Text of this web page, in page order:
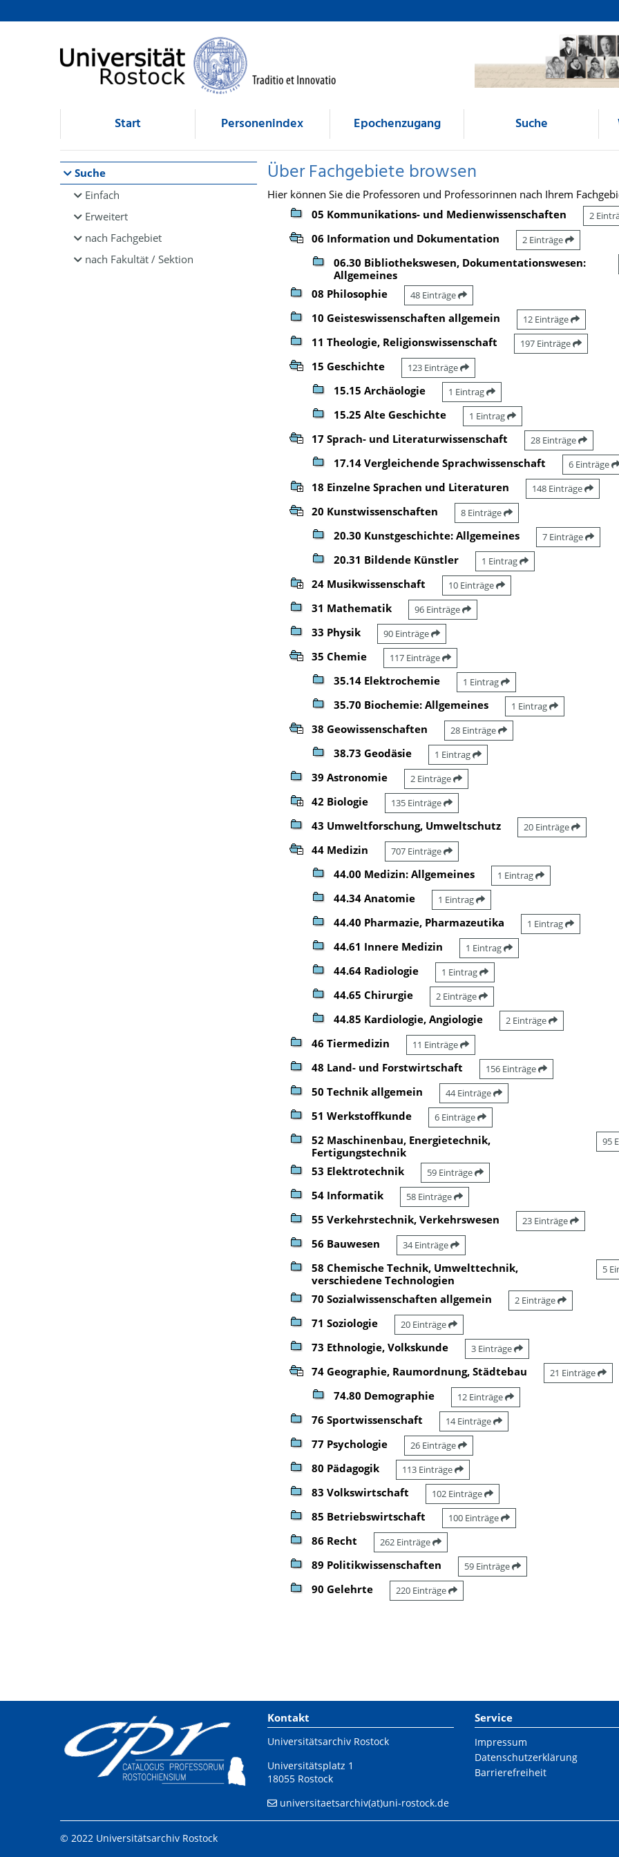
Browsen
direkt zum Inhalt
Start Personenindex Epochenzugang Suche
Suche
Einfach
Erweitert
nach Fachgebiet
nach Fakultät / Sektion
Über Fachgebiete browsen
Hier können Sie die Professoren und Professorinnen nach Ihrem
05 Kommunikations- und Medienwissenschaften
2
06 Information und Dokumentation 2 Einträge
06.30 Bibliothekswesen, Dokumentationswesen:
Allgemeines
08 Philosophie 48 Einträge
10 Geisteswissenschaften allgemein 12 Einträge
11 Theologie, Religionswissenschaft 197 Einträge
15 Geschichte 123 Einträge
15.15 Archäologie 1 Eintrag
15.25 Alte Geschichte 1 Eintrag
17 Sprach- und Literaturwissenschaft 28 Einträge
17.14 Vergleichende Sprachwissenschaft 6 Einträge
18 Einzelne Sprachen und Literaturen 148 Einträge
20 Kunstwissenschaften 8 Einträge
20.30 Kunstgeschichte: Allgemeines 7 Einträge
20.31 Bildende Künstler 1 Eintrag
24 Musikwissenschaft 10 Einträge
31 Mathematik 96 Einträge
33 Physik 90 Einträge
35 Chemie 117 Einträge
35.14 Elektrochemie 1 Eintrag
35.70 Biochemie: Allgemeines 1 Eintrag
38 Geowissenschaften 28 Einträge
38.73 Geodäsie 1 Eintrag
39 Astronomie 2 Einträge
42 Biologie 135 Einträge
43 Umweltforschung, Umweltschutz 20 Einträge
44 Medizin 707 Einträge
44.00 Medizin: Allgemeines 1 Eintrag
44.34 Anatomie 1 Eintrag
44.40 Pharmazie, Pharmazeutika 1 Eintrag
44.61 Innere Medizin 1 Eintrag
44.64 Radiologie 1 Eintrag
44.65 Chirurgie 2 Einträge
44.85 Kardiologie, Angiologie 2 Einträge
46 Tiermedizin 11 Einträge
48 Land- und Forstwirtschaft 156 Einträge
50 Technik allgemein 44 Einträge
51 Werkstoffkunde 6 Einträge
52 Maschinenbau, Energietechnik,
Fertigungstechnik
95
53 Elektrotechnik 59 Einträge
54 Informatik 58 Einträge
55 Verkehrstechnik, Verkehrswesen 23 Einträge
56 Bauwesen 34 Einträge
58 Chemische Technik, Umwelttechnik,
verschiedene Technologien
5
70 Sozialwissenschaften allgemein 2 Einträge
71 Soziologie 20 Einträge
73 Ethnologie, Volkskunde 3 Einträge
74 Geographie, Raumordnung, Städtebau 21 Einträge
74.80 Demographie 12 Einträge
76 Sportwissenschaft 14 Einträge
77 Psychologie 26 Einträge
80 Pädagogik 113 Einträge
83 Volkswirtschaft 102 Einträge
85 Betriebswirtschaft 100 Einträge
86 Recht 262 Einträge
89 Politikwissenschaften 59 Einträge
90 Gelehrte 220 Einträge
Kontakt
Universitätsarchiv Rostock
Universitätsplatz 1
18055 Rostock
universitaetsarchiv(at)uni-rostock.de
Service
Impressum
Datenschutzerklärung
Barrierefreiheit
© 2022 Universitätsarchiv Rostock